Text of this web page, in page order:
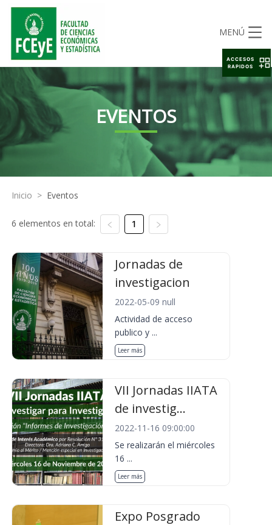
MENÚ
EVENTOS
Inicio > Eventos
6 elementos en total: 1
Jornadas de
investigacion
2022-05-09 null
Actividad de acceso
publico y ...
Leer más
VII Jornadas IIATA
de investig...
2022-11-16 09:00:00
Se realizarán el miércoles
16 ...
Leer más
Expo Posgrado
ACCESOS
RAPIDOS